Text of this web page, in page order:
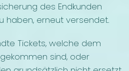
des Endkunden
haben, erneut versendet.
Tickets, welche dem
sind, oder